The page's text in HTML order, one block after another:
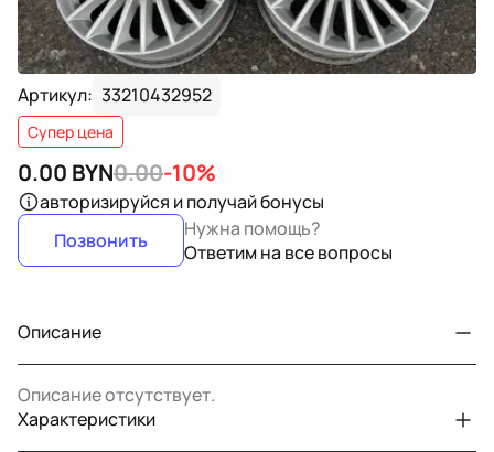
Артикул: 33210432952
Супер цена
0.00 BYN0.00-10%
авторизируйся и получай бонусы
Позвонить
Нужна помощь?
Ответим на все вопросы
Описание
Описание отсутствует.
Характеристики